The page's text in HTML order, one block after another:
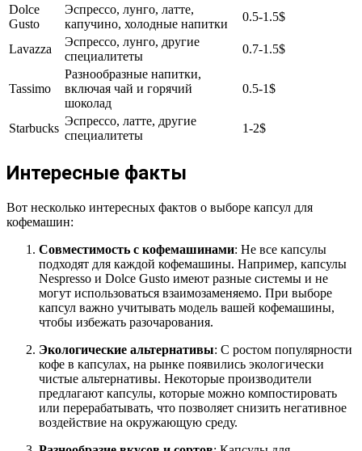
Dolce
Gusto
Эспрессо, лунго, латте,
капучино, холодные напитки
0.5-1.5$
Lavazza
Эспрессо, лунго, другие
специалитеты
0.7-1.5$
Tassimo
Разнообразные напитки,
включая чай и горячий
шоколад
0.5-1$
Starbucks
Эспрессо, латте, другие
специалитеты
1-2$
Интересные факты
Вот несколько интересных фактов о выборе капсул для
кофемашин:
Совместимость с кофемашинами: Не все капсулы
подходят для каждой кофемашины. Например, капсулы
Nespresso и Dolce Gusto имеют разные системы и не
могут использоваться взаимозаменяемо. При выборе
капсул важно учитывать модель вашей кофемашины,
чтобы избежать разочарования.
Экологические альтернативы: С ростом популярности
кофе в капсулах, на рынке появились экологически
чистые альтернативы. Некоторые производители
предлагают капсулы, которые можно компостировать
или перерабатывать, что позволяет снизить негативное
воздействие на окружающую среду.